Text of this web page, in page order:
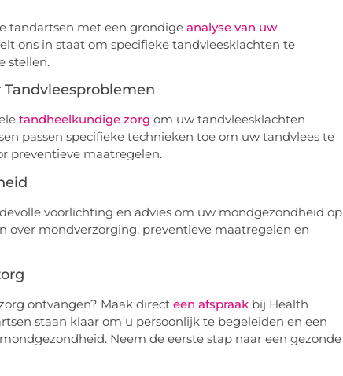
tandartsen met een grondige analyse van uw
ons in staat om specifieke tandvleesklachten te
stellen.
tandheelkundige zorg om uw tandvleesklachten
passen specifieke technieken toe om uw tandvlees te
preventieve maatregelen.
voorlichting en advies om uw mondgezondheid op
over mondverzorging, preventieve maatregelen en
ontvangen? Maak direct een afspraakbij Health
staan klaar om u persoonlijk te begeleiden en een
Neem de eerste stap naar een gezonde